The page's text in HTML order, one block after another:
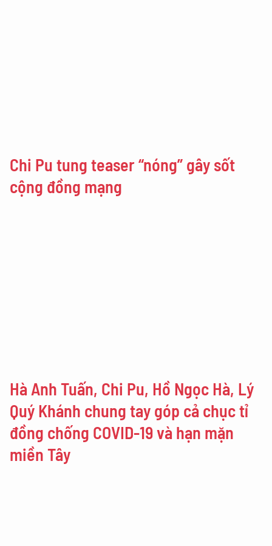
Chi Pu tung teaser “nóng” gây sốt
cộng đồng mạng
Hà Anh Tuấn, Chi Pu, Hồ Ngọc Hà, Lý
Quý Khánh chung tay góp cả chục tỉ
đồng chống COVID-19 và hạn mặn
miền Tây